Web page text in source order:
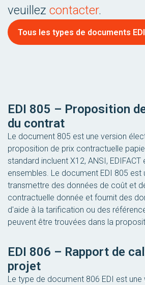
veuillez contacter.
Tous les types de documents
EDI 805 – Proposition
du contrat
Le document 805 est une version
proposition de prix contractuelle
standard incluent X12, ANSI,
ensembles. Le document EDI 805 est
transmettre des données de coût et
contractuelle donnée et fournit des
d'aide à la tarification ou des
peuvent être trouvées dans la
EDI 806 – Rapport de
projet
Le type de document 806 EDI est